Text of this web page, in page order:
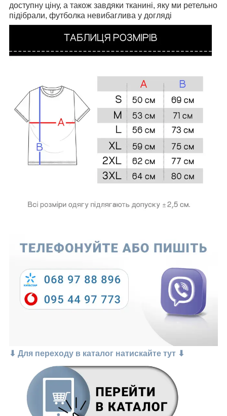
доступну ціну, а також завдяки тканині, яку ми ретельно
підібрали, футболка невибаглива у догляді
⬇ Для переходу в каталог натискайте тут ⬇